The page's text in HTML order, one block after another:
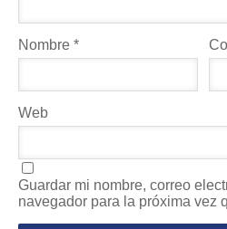
Nombre *
Web
Guardar mi nombre, correo
navegador para la próxima vez